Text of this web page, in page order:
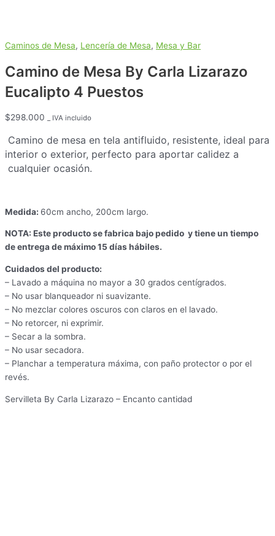
Caminos de Mesa, Lencería de Mesa, Mesa y Bar
Camino de Mesa By Carla Lizarazo
Eucalipto 4 Puestos
$298.000 _ IVA incluido
Camino de mesa en tela antifluido, resistente, ideal para
interior o exterior, perfecto para aportar calidez a
cualquier ocasión.
Medida: 60cm ancho, 200cm largo.
NOTA: Este producto se fabrica bajo pedido y tiene un tiempo
de entrega de máximo 15 días hábiles.
Cuidados del producto:
– Lavado a máquina no mayor a 30 grados centígrados.
– No usar blanqueador ni suavizante.
– No mezclar colores oscuros con claros en el lavado.
– No retorcer, ni exprimir.
– Secar a la sombra.
– No usar secadora.
– Planchar a temperatura máxima, con paño protector o por el
revés.
Servilleta By Carla Lizarazo – Encanto cantidad